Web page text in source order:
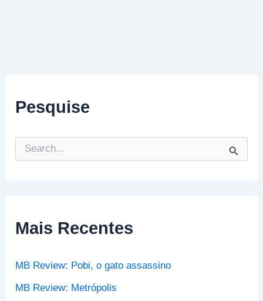
Pesquise
e
s
a
o
:
Mais Recentes
MB Review: Pobi, o gato assassino
MB Review: Metrópolis